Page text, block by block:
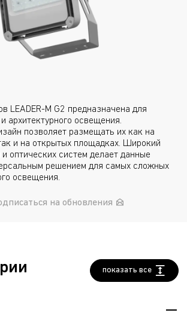
на обновления
LEADER-M G2 предназначена для
архитектурного освещения.
позволяет размещать их как на
и на открытых площадках. Широкий
оптических систем делает данные
решением для самых сложных
освещения.
показать все